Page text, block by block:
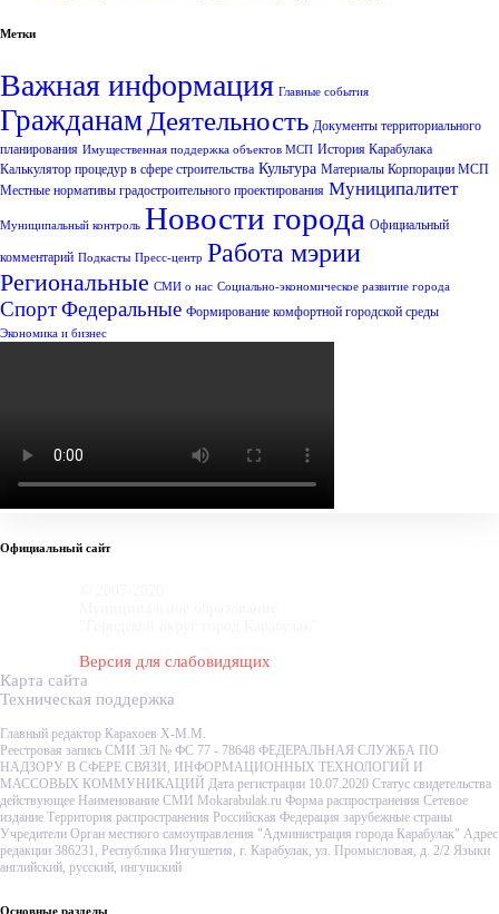
Метки
Важная информация Главные события
Гражданам Деятельность Документы территориального
планирования Имущественная поддержка объектов МСП История Карабулака
Калькулятор процедур в сфере строительства Культура Материалы Корпорации МСП
Местные нормативы градостроительного проектирования Муниципалитет
Муниципальный контроль Новости города Официальный
комментарий Подкасты Пресс-центр Работа мэрии
Региональные СМИ о нас Социально-экономическое развитие города
СпортФедеральные Формирование комфортной городской среды
Экономика и бизнес
Официальный сайт
Версия для слабовидящих
Карта сайта
Техническая поддержка
Главный редактор Карахоев Х-М.М.
Реестровая запись СМИ ЭЛ № ФС 77 - 78648 ФЕДЕРАЛЬНАЯ СЛУЖБА ПО
НАДЗОРУ В СФЕРЕ СВЯЗИ, ИНФОРМАЦИОННЫХ ТЕХНОЛОГИЙ И
МАССОВЫХ КОММУНИКАЦИЙ Дата регистрации 10.07.2020 Статус свидетельства
действующее Наименование СМИ Mokarabulak.ru Форма распространения Сетевое
издание Территория распространения Российская Федерация зарубежные страны
Учредители Орган местного самоуправления "Администрация города Карабулак" Адрес
редакции 386231, Республика Ингушетия, г. Карабулак, ул. Промысловая, д. 2/2 Языки
английский, русский, ингушский
Основные разделы